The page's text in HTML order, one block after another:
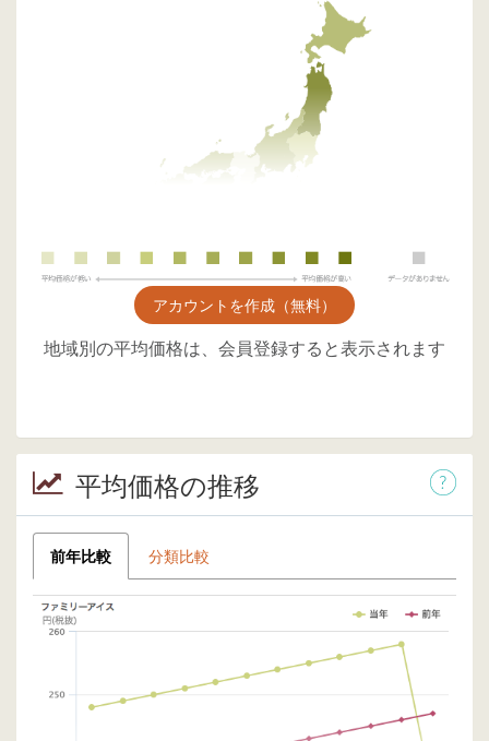
アカウントを作成（無料）
地域別の平均価格は、会員登録すると表示されます
平均価格の推移
前年比較 分類比較